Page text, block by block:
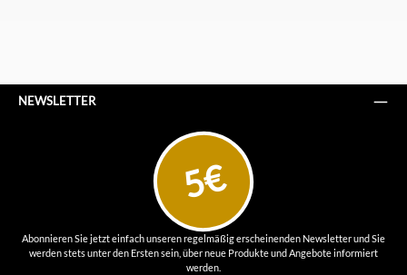
NEWSLETTER
5€
Abonnieren Sie jetzt einfach unseren regelmäßig erscheinenden Newsletter und Sie
werden stets unter den Ersten sein, über neue Produkte und Angebote informiert
werden.